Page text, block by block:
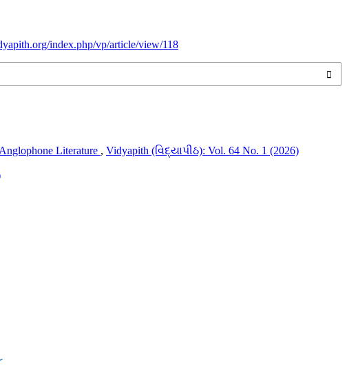
index.php/vp/article/view/118
Literature , Vidyapith (વિદ્યાપીઠ): Vol. 64 No. 1 (2026)